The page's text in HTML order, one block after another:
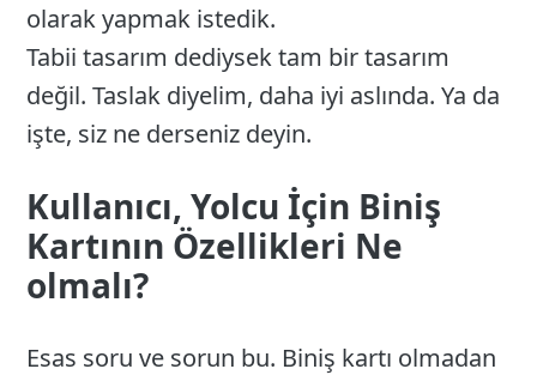
olarak yapmak istedik.
Tabii tasarım dediysek tam bir tasarım
değil. Taslak diyelim, daha iyi aslında. Ya da
işte, siz ne derseniz deyin.
Kullanıcı, Yolcu İçin Biniş
Kartının Özellikleri Ne
olmalı?
Esas soru ve sorun bu. Biniş kartı olmadan